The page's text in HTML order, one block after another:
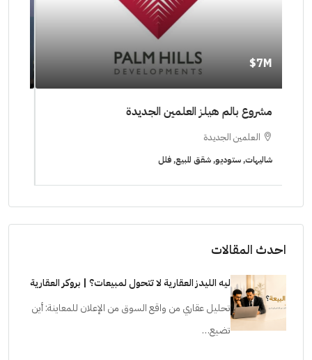
11M$
ساويرس]
الشيخ زايد
ليه الليدز العقارية لا تتحول لمبيعات؟ | بروكر العقارية
تحليل عقاري من واقع السوق من الإعلان للمعاينة: أين